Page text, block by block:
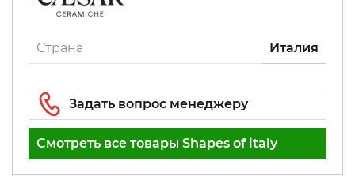
Страна Италия
Смотреть все товары Shapes of italy